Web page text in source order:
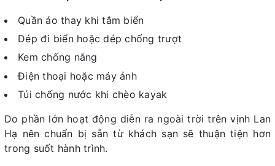
Quần áo thay khi tắm biển
Dép đi biển hoặc dép chống trượt
Kem chống nắng
Điện thoại hoặc máy ảnh
Túi chống nước khi chèo kayak
Do phần lớn hoạt động diễn ra ngoài trời trên vịnh Lan
Hạ nên chuẩn bị sẵn từ khách sạn sẽ thuận tiện hơn
trong suốt hành trình.